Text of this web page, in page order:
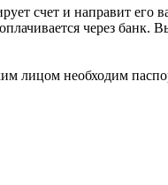
счет и направит его
через банк.
лицом необходим